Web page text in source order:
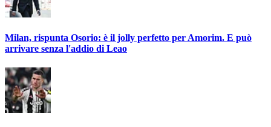
Milan, rispunta Osorio: è il jolly perfetto per Amorim. E può
arrivare senza l'addio di Leao